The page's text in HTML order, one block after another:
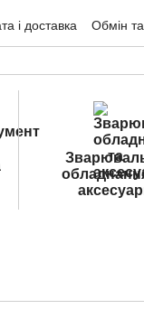
і доставка
Обмін
оферта